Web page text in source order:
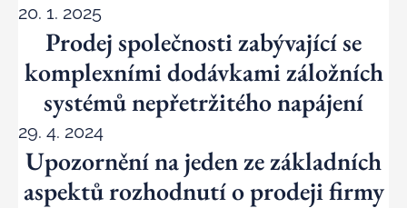
20. 1. 2025
Prodej společnosti zabývající se
komplexními dodávkami záložních
systémů nepřetržitého napájení
29. 4. 2024
Upozornění na jeden ze základních
aspektů rozhodnutí o prodeji firmy